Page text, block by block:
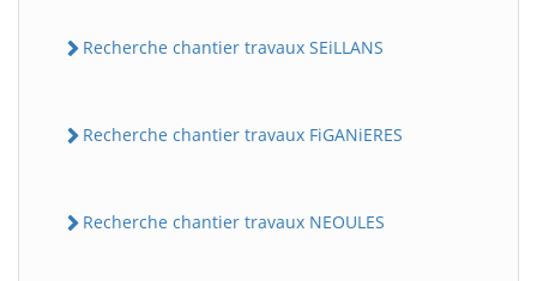
Recherche chantier travaux SEiLLANS
Recherche chantier travaux FiGANiERES
Recherche chantier travaux NEOULES